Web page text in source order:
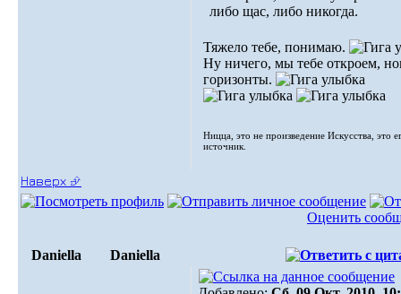
либо щас, либо никогда.
Тяжело тебе, понимаю.
Ну ничего, мы тебе откроем,
горизонты.
Ницца, это не произведение Искусства, это
источник.
Наверх ⮵
Оценить
Daniella Daniella